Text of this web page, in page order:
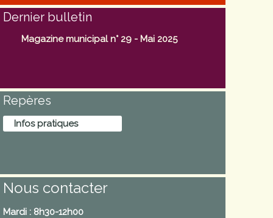
Dernier bulletin
Magazine municipal n° 29 - Mai 2025
Repères
Infos pratiques
Nous contacter
Mardi : 8h30-12h00